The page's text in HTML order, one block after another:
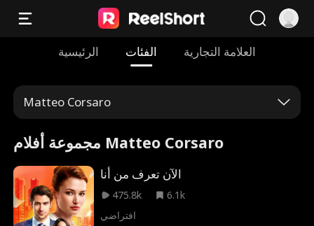
الرئيسية الفئات العلامة التجارية
Matteo Corsaro
مجموعة أفلام Matteo Corsaro
الآن تعرف من أنا
475.8k
6.1k
افتراضي